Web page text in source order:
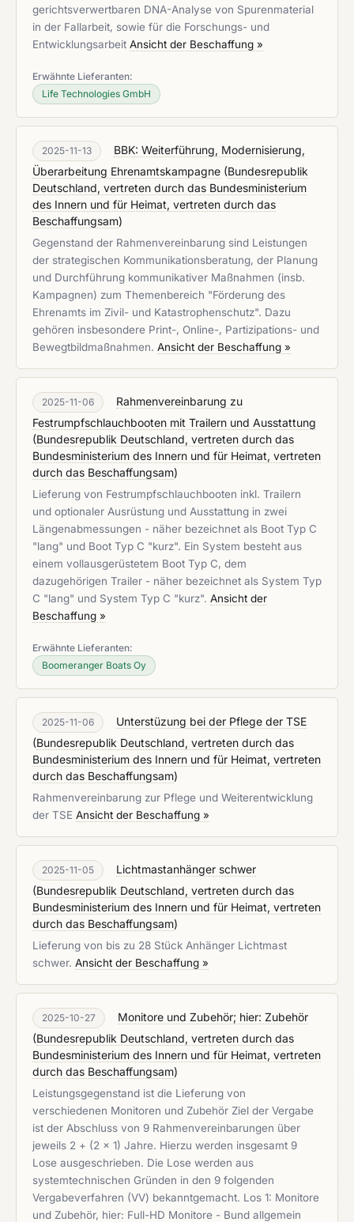
gerichtsverwertbaren DNA-Analyse von Spurenmaterial
in der Fallarbeit, sowie für die Forschungs- und
Entwicklungsarbeit Ansicht der Beschaffung »
Erwähnte Lieferanten:
Life Technologies GmbH
2025-11-13
BBK: Weiterführung, Modernisierung,
Überarbeitung Ehrenamtskampagne (Bundesrepublik
Deutschland, vertreten durch das Bundesministerium
des Innern und für Heimat, vertreten durch das
Beschaffungsam)
Gegenstand der Rahmenvereinbarung sind Leistungen
der strategischen Kommunikationsberatung, der Planung
und Durchführung kommunikativer Maßnahmen (insb.
Kampagnen) zum Themenbereich "Förderung des
Ehrenamts im Zivil- und Katastrophenschutz". Dazu
gehören insbesondere Print-, Online-, Partizipations- und
Bewegtbildmaßnahmen. Ansicht der Beschaffung »
2025-11-06
Rahmenvereinbarung zu
Festrumpfschlauchbooten mit Trailern und Ausstattung
(Bundesrepublik Deutschland, vertreten durch das
Bundesministerium des Innern und für Heimat, vertreten
durch das Beschaffungsam)
Lieferung von Festrumpfschlauchbooten inkl. Trailern
und optionaler Ausrüstung und Ausstattung in zwei
Längenabmessungen - näher bezeichnet als Boot Typ C
"lang" und Boot Typ C "kurz". Ein System besteht aus
einem vollausgerüstetem Boot Typ C, dem
dazugehörigen Trailer - näher bezeichnet als System Typ
C "lang" und System Typ C "kurz". Ansicht der
Beschaffung »
Erwähnte Lieferanten:
Boomeranger Boats Oy
2025-11-06
Unterstüzung bei der Pflege der TSE
(Bundesrepublik Deutschland, vertreten durch das
Bundesministerium des Innern und für Heimat, vertreten
durch das Beschaffungsam)
Rahmenvereinbarung zur Pflege und Weiterentwicklung
der TSE Ansicht der Beschaffung »
2025-11-05
Lichtmastanhänger schwer
(Bundesrepublik Deutschland, vertreten durch das
Bundesministerium des Innern und für Heimat, vertreten
durch das Beschaffungsam)
Lieferung von bis zu 28 Stück Anhänger Lichtmast
schwer. Ansicht der Beschaffung »
2025-10-27
Monitore und Zubehör; hier: Zubehör
(Bundesrepublik Deutschland, vertreten durch das
Bundesministerium des Innern und für Heimat, vertreten
durch das Beschaffungsam)
Leistungsgegenstand ist die Lieferung von
verschiedenen Monitoren und Zubehör Ziel der Vergabe
ist der Abschluss von 9 Rahmenvereinbarungen über
jeweils 2 + (2 x 1) Jahre. Hierzu werden insgesamt 9
Lose ausgeschrieben. Die Lose werden aus
systemtechnischen Gründen in den 9 folgenden
Vergabeverfahren (VV) bekanntgemacht. Los 1: Monitore
und Zubehör, hier: Full-HD Monitore - Bund allgemein